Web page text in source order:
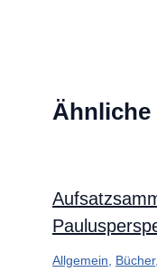
Ähnliche
Allgemein, Bücher,